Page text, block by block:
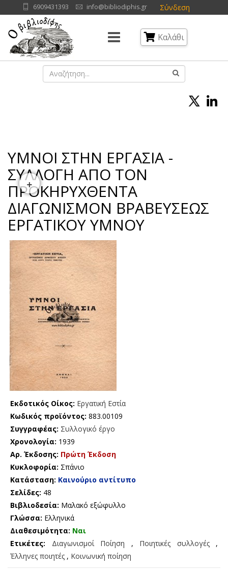
Σύνδεση
6909431393 info@bibliodiphis.gr
Καλάθι
ΥΜΝΟΙ ΣΤΗΝ ΕΡΓΑΣΙΑ -
ΣΥΛΛΟΓΗ ΑΠΟ ΤΟΝ
ΠΡΟΚΗΡΥΧΘΕΝΤΑ
ΔΙΑΓΩΝΙΣΜΟΝ ΒΡΑΒΕΥΣΕΩΣ
ΕΡΓΑΤΙΚΟΥ ΥΜΝΟΥ
Εκδοτικός Οίκος: Εργατική Εστία
Κωδικός προϊόντος: 883.00109
Συγγραφέας: Συλλογικό έργο
Χρονολογία: 1939
Αρ. Έκδοσης: Πρώτη Έκδοση
Κυκλοφορία: Σπάνιο
Κατάσταση: Καινούριο αντίτυπο
Σελίδες: 48
Βιβλιοδεσία: Μαλακό εξώφυλλο
Γλώσσα: Ελληνικά
Διαθεσιμότητα: Ναι
Ετικέτες:
Διαγωνισμοί Ποίηση , Ποιητικές συλλογές,
Έλληνες ποιητές , Κοινωνική ποίηση
+